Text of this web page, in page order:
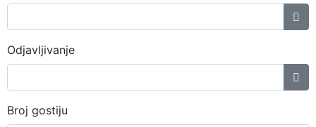
Odjavljivanje
Broj gostiju